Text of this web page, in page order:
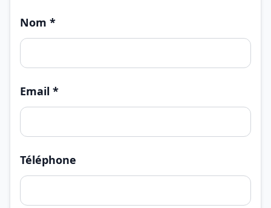
Nom *
Email *
Téléphone